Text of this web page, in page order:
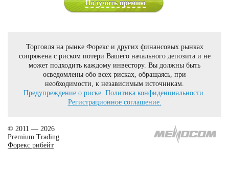
Получить премию
Торговля на рынке Форекс и других финансовых рынках
сопряжена с риском потери Вашего начального депозита и не
может подходить каждому инвестору. Вы должны быть
осведомлены обо всех рисках, обращаясь, при
необходимости, к независимым источникам.
Предупреждение о риске. Политика конфиденциальности.
Регистрационное соглашение.
© 2011 — 2026
Premium Trading
Форекс рибейт